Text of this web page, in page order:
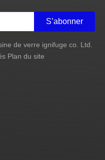
S’abonner
de verre ignifuge co. Ltd.
Plan du site